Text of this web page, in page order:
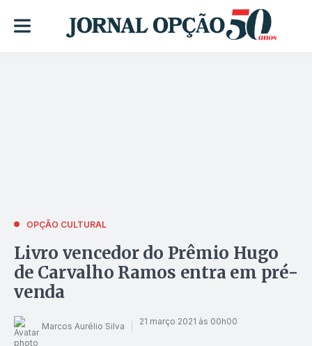
OPÇÃO CULTURAL
Livro vencedor do Prêmio Hugo
de Carvalho Ramos entra em pré-
venda
Marcos Aurélio Silva 21 março 2021 às 00h00